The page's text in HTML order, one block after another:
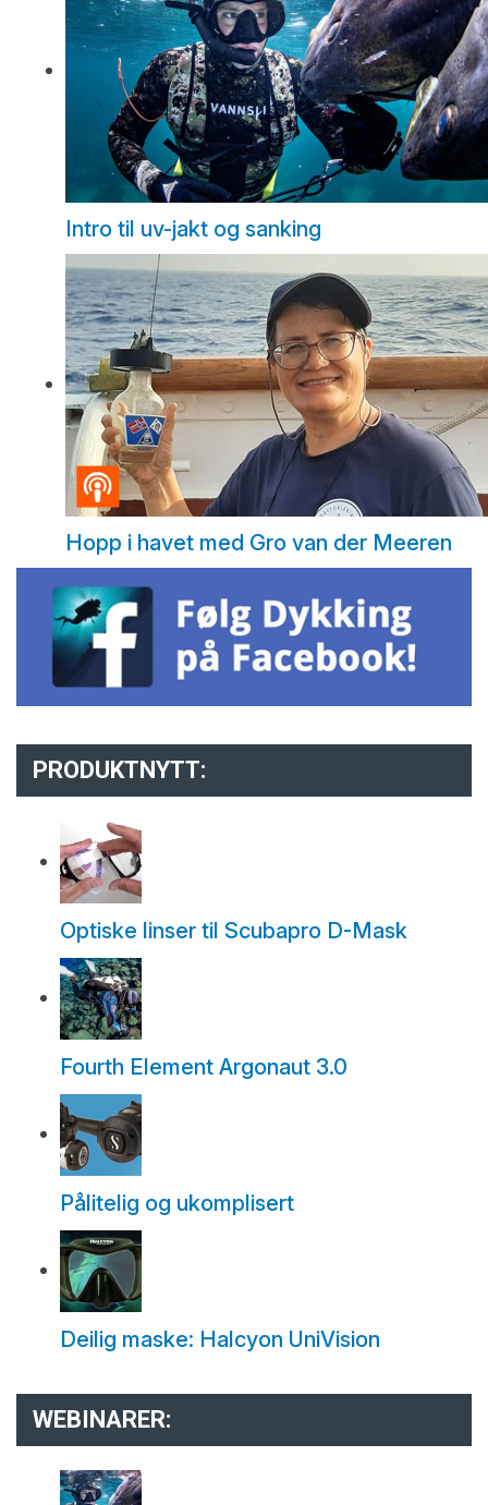
Intro til uv-jakt og sanking
Hopp i havet med Gro van der Meeren
PRODUKTNYTT:
Optiske linser til Scubapro D-Mask
Fourth Element Argonaut 3.0
Pålitelig og ukomplisert
Deilig maske: Halcyon UniVision
WEBINARER: